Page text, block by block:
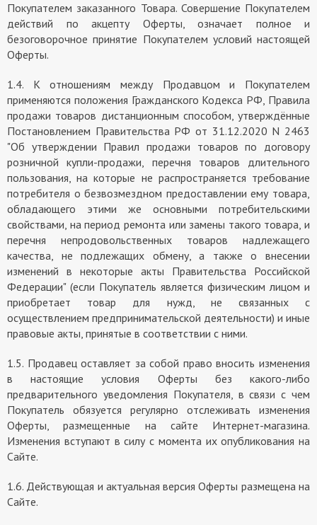
Покупателем заказанного Товара. Совершение Покупателем
действий по акцепту Оферты, означает полное и
безоговорочное принятие Покупателем условий настоящей
Оферты.
1.4. К отношениям между Продавцом и Покупателем
применяются положения Гражданского Кодекса РФ, Правила
продажи товаров дистанционным способом, утверждённые
Постановлением Правительства РФ от 31.12.2020 N 2463
"Об утверждении Правил продажи товаров по договору
розничной купли-продажи, перечня товаров длительного
пользования, на которые не распространяется требование
потребителя о безвозмездном предоставлении ему товара,
обладающего этими же основными потребительскими
свойствами, на период ремонта или замены такого товара, и
перечня непродовольственных товаров надлежащего
качества, не подлежащих обмену, а также о внесении
изменений в некоторые акты Правительства Российской
Федерации" (если Покупатель является физическим лицом и
приобретает товар для нужд, не связанных с
осуществлением предпринимательской деятельности) и иные
правовые акты, принятые в соответствии с ними.
1.5. Продавец оставляет за собой право вносить изменения
в настоящие условия Оферты без какого-либо
предварительного уведомления Покупателя, в связи с чем
Покупатель обязуется регулярно отслеживать изменения
Оферты, размещенные на сайте Интернет-магазина.
Изменения вступают в силу с момента их опубликования на
Сайте.
1.6. Действующая и актуальная версия Оферты размещена на
Сайте.